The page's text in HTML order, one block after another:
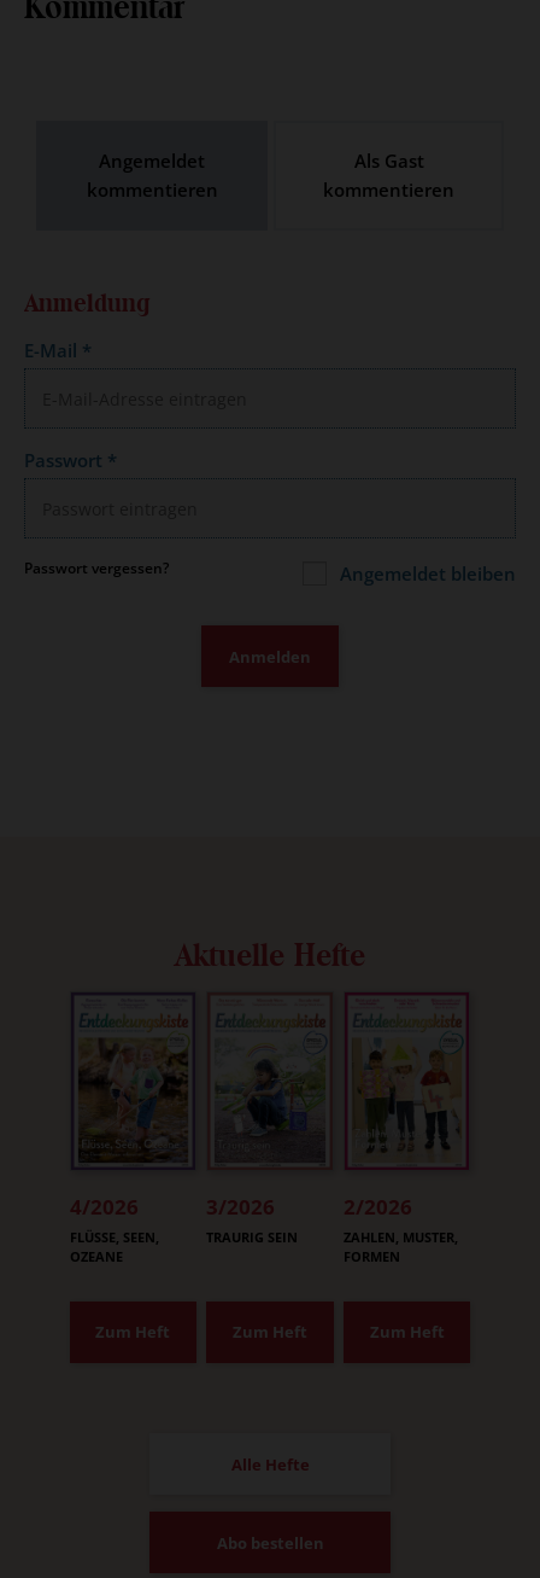
Angemeldet
kommentieren
Als Gast
kommentieren
Anmeldung
E-Mail *
Passwort *
Passwort vergessen? Angemeldet bleiben
Anmelden
Aktuelle Hefte
4/2026
:
FLÜSSE, SEEN,
OZEANE
Zum Heft
3/2026
:
TRAURIG SEIN
Zum Heft
2/2026
:
ZAHLEN, MUSTER,
FORMEN
Zum Heft
Alle Hefte
Abo bestellen